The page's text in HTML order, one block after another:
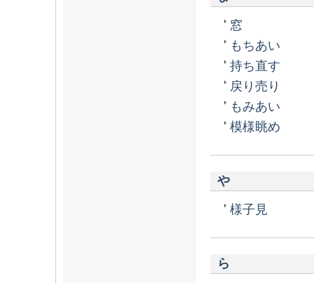
窓
もちあい
持ち直す
戻り売り
もみあい
模様眺め
や
様子見
ら